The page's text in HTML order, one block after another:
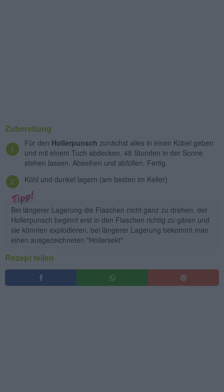
Zubereitung
Für den Hollerpunsch zunächst alles in einen Kübel geben
und mit einem Tuch abdecken. 48 Stunden in der Sonne
stehen lassen. Abseihen und abfüllen. Fertig.
Kühl und dunkel lagern (am besten im Keller)
Bei längerer Lagerung die Flaschen nicht ganz zu drehen, der
Hollerpunsch beginnt erst in den Flaschen richtig zu gären und
sie könnten explodieren, bei längerer Lagerung bekommt man
einen ausgezeichneten "Hollersekt"
Rezept teilen